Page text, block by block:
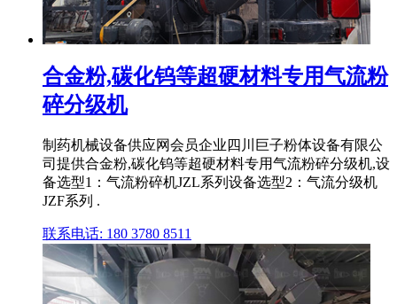
合金粉,碳化钨等超硬材料专用气流粉
碎分级机
制药机械设备供应网会员企业四川巨子粉体设备有限公
司提供合金粉,碳化钨等超硬材料专用气流粉碎分级机,设
备选型1：气流粉碎机JZL系列设备选型2：气流分级机
JZF系列 .
联系电话: 180 3780 8511